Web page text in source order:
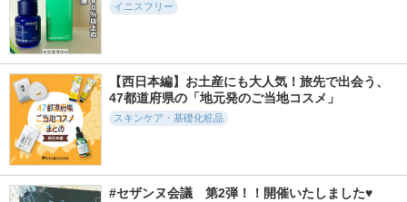
イニスフリー
【西日本編】お土産にも大人気！旅先で出会う、
47都道府県の「地元発のご当地コスメ」
スキンケア・基礎化粧品
#セザンヌ会議　第2弾！！開催いたしました♥